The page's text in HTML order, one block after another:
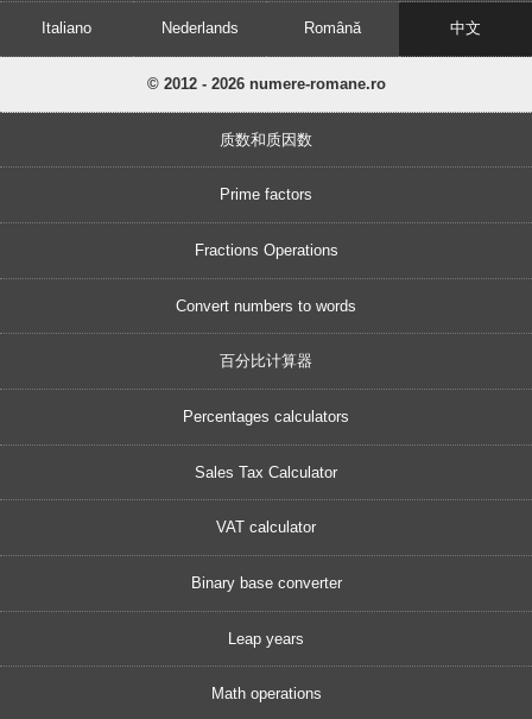
Italiano Nederlands Română 中文
© 2012 - 2026 numere-romane.ro
质数和质因数
Prime factors
Fractions Operations
Convert numbers to words
百分比计算器
Percentages calculators
Sales Tax Calculator
VAT calculator
Binary base converter
Leap years
Math operations